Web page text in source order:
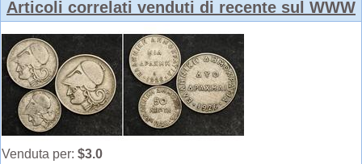
Articoli correlati venduti di recente sul WWW
Venduta per: $3.0